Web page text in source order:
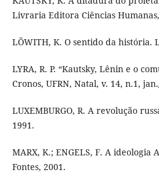
Livraria Editora Ciências
LÖWITH, K. O sentido da história.
LYRA, R. P. “Kautsky, Lênin e o
Cronos, UFRN, Natal, v. 14, n.1,
LUXEMBURGO, R. A revolução
1991.
MARX, K.; ENGELS, F. A ideologia
Fontes, 2001.